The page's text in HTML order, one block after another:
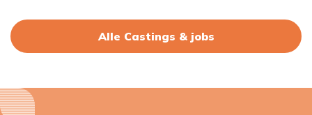
Alle Castings & jobs